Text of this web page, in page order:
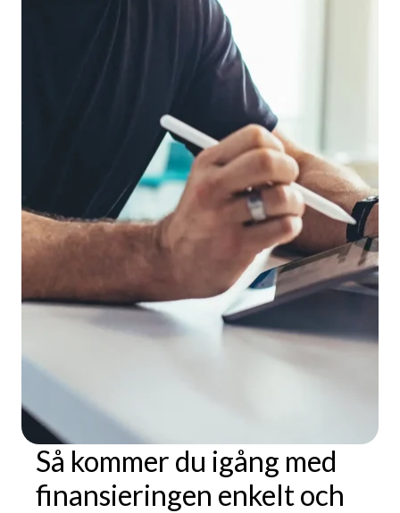
Så kommer du igång med
finansieringen enkelt och